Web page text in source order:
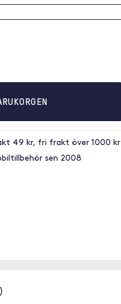
49 kr, fri frakt över 1000 kr
sen 2008